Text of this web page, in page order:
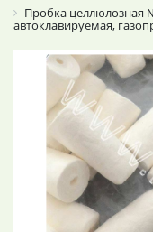
Пробка целлюлозная
автоклавируемая,